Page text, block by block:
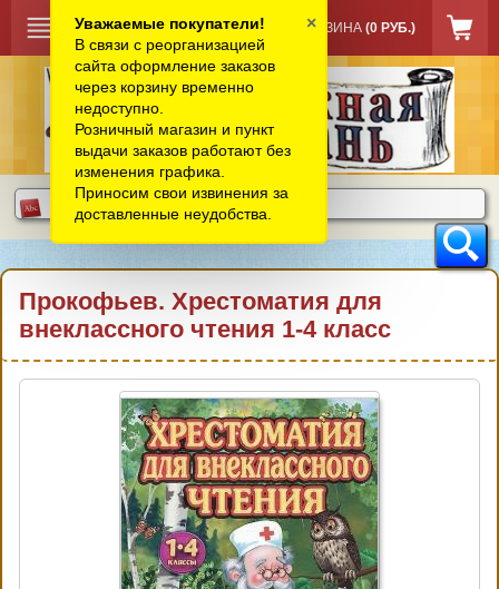
КОРЗИНА (0 РУБ.)
Прокофьев. Хрестоматия для
внеклассного чтения 1-4 класс
Уважаемые покупатели!
В связи с реорганизацией
сайта оформление заказов
через корзину временно
недоступно.
Розничный магазин и пункт
выдачи заказов работают без
изменения графика.
Приносим свои извинения за
доставленные неудобства.
×